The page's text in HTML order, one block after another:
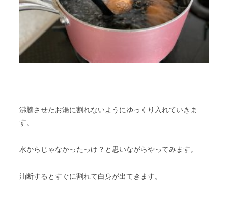
沸騰させたお湯に割れないようにゆっくり入れていきま
す。
水からじゃなかったっけ？と思いながらやってみます。
油断するとすぐに割れて白身が出てきます。